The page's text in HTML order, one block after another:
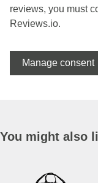
reviews, you must
Reviews.io.
Manage consent
You might also